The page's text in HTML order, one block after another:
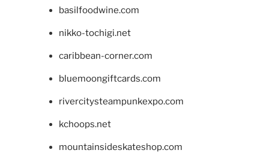
basilfoodwine.com
nikko-tochigi.net
caribbean-corner.com
bluemoongiftcards.com
rivercitysteampunkexpo.com
kchoops.net
mountainsideskateshop.com